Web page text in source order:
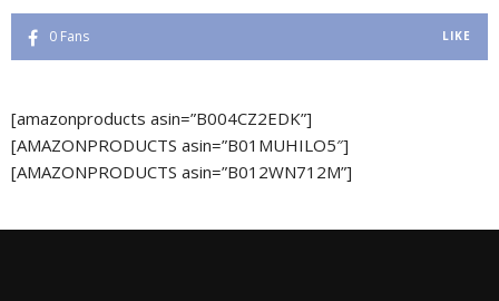
0 Fans LIKE
[amazonproducts asin=”B004CZ2EDK”]
[AMAZONPRODUCTS asin=”B01MUHILO5″]
[AMAZONPRODUCTS asin=”B012WN712M”]